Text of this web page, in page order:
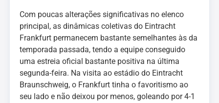
Com poucas alterações significativas no elenco
principal, as dinâmicas coletivas do Eintracht
Frankfurt permanecem bastante semelhantes às da
temporada passada, tendo a equipe conseguido
uma estreia oficial bastante positiva na última
segunda-feira. Na visita ao estádio do Eintracht
Braunschweig, o Frankfurt tinha o favoritismo ao
seu lado e não deixou por menos, goleando por 4-1